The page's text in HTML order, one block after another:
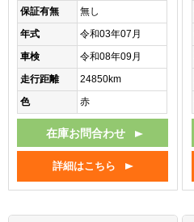
保証有無
無し
年式
令和03年07月
車検
令和08年09月
走行距離
24850km
色
赤
在庫お問合わせ
詳細はこちら